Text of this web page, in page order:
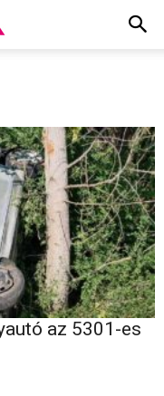
az 5301-es